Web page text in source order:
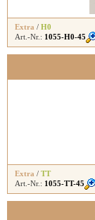
Extra / H0
Art.-Nr.: 1055-H0-45
Extra / TT
Art.-Nr.: 1055-TT-45